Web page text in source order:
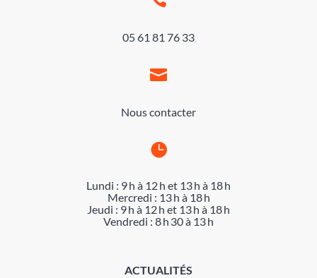
05 61 81 76 33

Nous contacter

Lundi : 9 h à 12 h et 13 h à 18 h
Mercredi : 13 h à 18 h
Jeudi : 9 h à 12 h et 13 h à 18 h
Vendredi : 8 h 30 à 13 h
ACTUALITÉS